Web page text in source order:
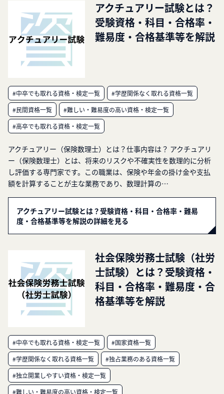
アクチュアリー試験とは？
受験資格・科目・合格率・
難易度・合格基準等を解説
#中卒でも取れる資格・検定一覧
#学歴関係なく取れる資格一覧
#民間資格一覧
#難しい・難易度の高い資格・検定一覧
#高卒でも取れる資格・検定一覧
アクチュアリー（保険数理士）とは？仕事内容は？ アクチュアリ
ー（保険数理士）とは、将来のリスクや不確実性を数理的に分析
し評価する専門家です。この職業は、保険や年金の掛け金や支払
額を計算することが主な業務であり、数理計算の…
アクチュアリー試験とは？受験資格・科目・合格率・難易
度・合格基準等を解説の詳細を見る
社会保険労務士試験（社労
士試験）とは？受験資格・
科目・合格率・難易度・合
格基準等を解説
#中卒でも取れる資格・検定一覧
#国家資格一覧
#学歴関係なく取れる資格一覧
#独占業務のある資格一覧
#独立開業しやすい資格・検定一覧
#難しい・難易度の高い資格・検定一覧